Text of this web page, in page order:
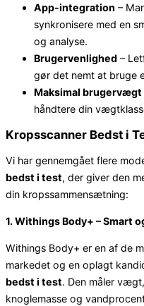
App-integration –
synkronisere med en
og analyse.
Brugervenlighed –
gør det nemt at bruge
Maksimal brugervægt
håndtere din
Kropsscanner Bedst i
Vi har gennemgået flere
bedst i test, der giver den
din kropssammensætning:
1. Withings Body+ – Smart
Withings Body+ er en af de
markedet og en oplagt
bedst i test. Den måler
knoglemasse og